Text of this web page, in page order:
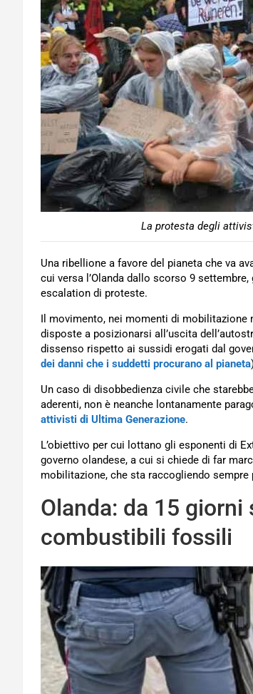
La protesta degli
Una ribellione a favore del pianeta che va
cui versa l’Olanda dallo scorso 9
escalation di proteste.
Il movimento, nei momenti di mobilitazione
disposte a posizionarsi all’uscita
dissenso rispetto ai sussidi erogati dal
dei danni che i suddetti procurano al pianeta
Un caso di disobbedienza civile che
aderenti, non è neanche lontanamente
attivisti di Ultima Generazione.
L’obiettivo per cui lottano gli esponenti di
governo olandese, a cui si chiede di far
mobilitazione, che sta raccogliendo
Olanda: da 15
combustibili fossili